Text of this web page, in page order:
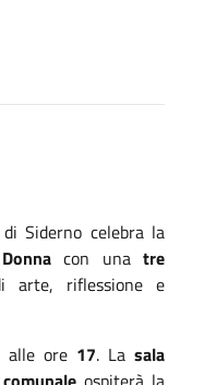
Siderno celebra la
con una tre
arte, riflessione e
alle ore 17. Lasala